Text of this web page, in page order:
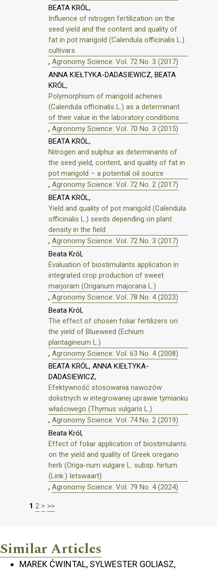
BEATA KRÓL,
Influence of nitrogen fertilization on the
seed yield and the content and quality of
fat in pot marigold (Calendula officinalis L.)
cultivars
, Agronomy Science: Vol. 72 No. 3 (2017)
ANNA KIEŁTYKA-DADASIEWICZ, BEATA
KRÓL,
Polymorphism of marigold achenes
(Calendula officinalis L.) as a determinant
of their value in the laboratory conditions
, Agronomy Science: Vol. 70 No. 3 (2015)
BEATA KRÓL,
Nitrogen and sulphur as determinants of
the seed yield, content, and quality of fat in
pot marigold – a potential oil source
, Agronomy Science: Vol. 72 No. 2 (2017)
BEATA KRÓL,
Yield and quality of pot marigold (Calendula
officinalis L.) seeds depending on plant
density in the field
, Agronomy Science: Vol. 72 No. 3 (2017)
Beata Król,
Evaluation of biostimulants application in
integrated crop production of sweet
marjoram (Origanum majorana L.)
, Agronomy Science: Vol. 78 No. 4 (2023)
Beata Król,
The effect of chosen foliar fertilizers on
the yield of Blueweed (Echium
plantagineum L.)
, Agronomy Science: Vol. 63 No. 4 (2008)
BEATA KRÓL, ANNA KIEŁTYKA-
DADASIEWICZ,
Efektywność stosowania nawozów
dolistnych w integrowanej uprawie tymianku
właściwego (Thymus vulgaris L.)
, Agronomy Science: Vol. 74 No. 2 (2019)
Beata Król,
Effect of foliar application of biostimulants
on the yield and quality of Greek oregano
herb (Origa-num vulgare L. subsp. hirtum
(Link.) Ietswaart)
, Agronomy Science: Vol. 79 No. 4 (2024)
1 2 > >>
Similar Articles
MAREK ĆWINTAL, SYLWESTER GOLIASZ,